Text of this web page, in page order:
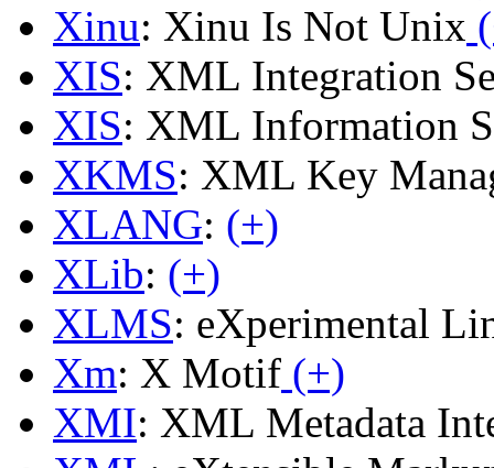
Xinu: Xinu Is Not Unix
XIS: XML Integration
XIS: XML Information
XKMS: XML Key
XLANG: (+)
XLib: (+)
XLMS: eXperimental
Xm: X Motif (+)
XMI: XML Metadata